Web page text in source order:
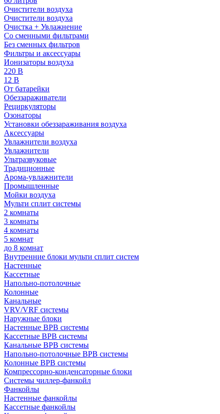
Очистители воздуха
Очистители воздуха
Очистка + Увлажнение
Cо сменными фильтрами
Без сменных фильтров
Фильтры и аксессуары
Ионизаторы воздуха
220 В
12 В
От батарейки
Обеззараживатели
Рециркуляторы
Озонаторы
Установки обеззараживания воздуха
Аксессуары
Увлажнители воздуха
Увлажнители
Ультразвуковые
Традиционные
Арома-увлажнители
Промышленные
Мойки воздуха
Мульти сплит системы
2 комнаты
3 комнаты
4 комнаты
5 комнат
до 8 комнат
Внутренние блоки мульти сплит систем
Настенные
Кассетные
Напольно-потолочные
Колонные
Канальные
VRV/VRF системы
Наружные блоки
Настенные ВРВ системы
Кассетные ВРВ системы
Канальные ВРВ системы
Напольно-потолочные ВРВ системы
Колонные ВРВ системы
Компрессорно-конденсаторные блоки
Системы чиллер-фанкойл
Фанкойлы
Настенные фанкойлы
Кассетные фанкойлы